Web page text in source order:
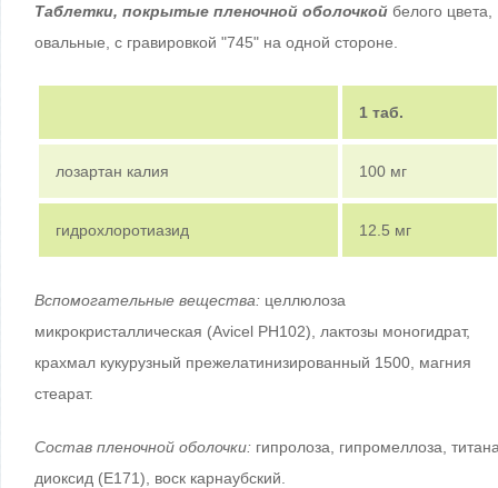
Таблетки, покрытые пленочной оболочкой белого цвета,
овальные, с гравировкой "745" на одной стороне.
1 таб.
лозартан калия 100 мг
гидрохлоротиазид 12.5 мг
Вспомогательные вещества: целлюлоза
микрокристаллическая (Avicel PH102), лактозы моногидрат,
крахмал кукурузный прежелатинизированный 1500, магния
стеарат.
Состав пленочной оболочки: гипролоза, гипромеллоза,
диоксид (Е171), воск карнаубский.